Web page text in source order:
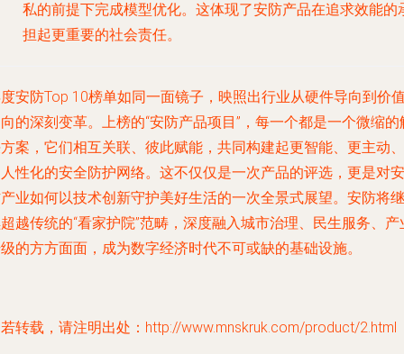
私的前提下完成模型优化。这体现了安防产品在追求效能的
担起更重要的社会责任。
安防Top 10榜单如同一面镜子，映照出行业从硬件导向到价
的深刻变革。上榜的“安防产品项目”，每一个都是一个微缩的
案，它们相互关联、彼此赋能，共同构建起更智能、更主动、
性化的安全防护网络。这不仅仅是一次产品的评选，更是对安
业如何以技术创新守护美好生活的一次全景式展望。安防将继
越传统的“看家护院”范畴，深度融入城市治理、民生服务、产
的方方面面，成为数字经济时代不可或缺的基础设施。
转载，请注明出处：http://www.mnskruk.com/product/2.html